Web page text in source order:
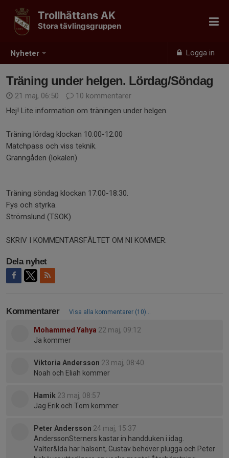
Nyheter Logga in
Trollhättans AK
Stora tävlingsgruppen
Träning under helgen. Lördag/Söndag
21 maj, 06:50
10 kommentarer
Hej! Lite information om träningen under helgen.
Träning lördag klockan 10:00-12:00
Matchpass och viss teknik.
Granngåden (lokalen)
Träning söndag klockan 17:00-18:30.
Fys och styrka.
Strömslund (TSOK)
SKRIV I KOMMENTARSFÄLTET OM NI KOMMER.
Dela nyhet
Kommentarer Visa alla kommentarer (10)...
Mohammed Yahya 22 maj, 09:12
Ja kommer
Viktoria Andersson 23 maj, 08:40
Noah och Eliah kommer
Hamik 23 maj, 08:57
Jag Erik och Tom kommer
Peter Andersson 24 maj, 15:37
AnderssonSterners kastar in handduken i idag.
Valter&Ida har halsont, Gustav behöver plugga och Peter